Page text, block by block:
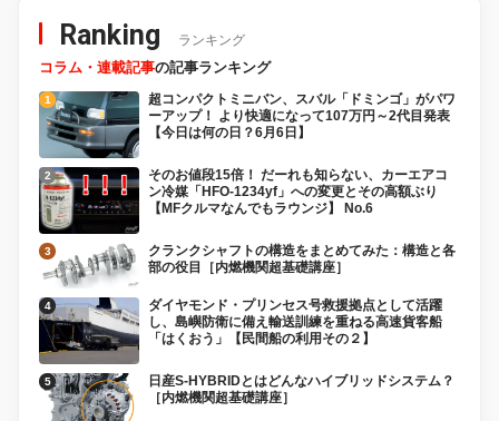
Ranking ランキング
コラム・連載記事の記事ランキング
超コンパクトミニバン、スバル「ドミンゴ」がパワ
ーアップ！ より快適になって107万円～2代目発表
【今日は何の日？6月6日】
そのお値段15倍！ だーれも知らない、カーエアコ
ン冷媒「HFO-1234yf」への変更とその高額ぶり
【MFクルマなんでもラウンジ】 No.6
クランクシャフトの構造をまとめてみた：構造と各
部の役目［内燃機関超基礎講座］
ダイヤモンド・プリンセス号救援拠点として活躍
し、島嶼防衛に備え輸送訓練を重ねる高速貨客船
「はくおう」【民間船の利用その２】
日産S-HYBRIDとはどんなハイブリッドシステム？
［内燃機関超基礎講座］